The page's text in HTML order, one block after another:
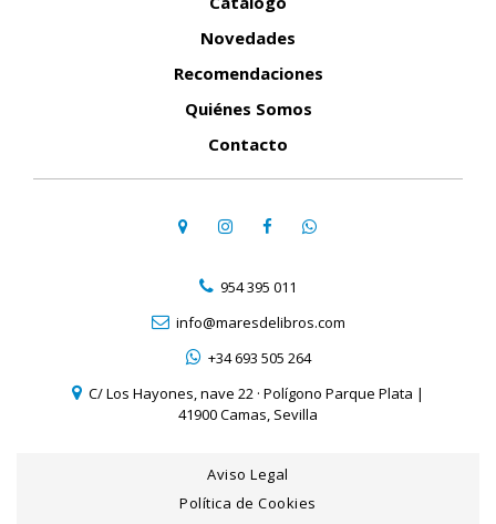
Novedades
Recomendaciones
Quiénes Somos
Contacto
954 395 011
info@maresdelibros.com
+34 693 505 264
C/ Los Hayones, nave 22 · Polígono Parque Plata |
41900 Camas, Sevilla
Aviso Legal
Política de Cookies